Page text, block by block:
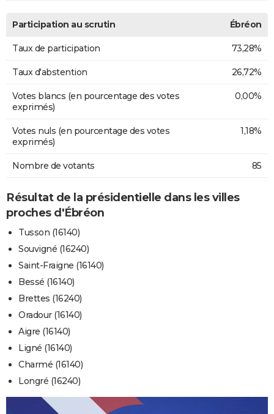
Participation au scrutin Ébréon
Taux de participation 73,28%
Taux d'abstention 26,72%
Votes blancs (en pourcentage des votes
exprimés)
0,00%
Votes nuls (en pourcentage des votes
exprimés)
1,18%
Nombre de votants 85
Résultat de la présidentielle dans les villes
proches d'Ébréon
Tusson (16140)
Souvigné (16240)
Saint-Fraigne (16140)
Bessé (16140)
Brettes (16240)
Oradour (16140)
Aigre (16140)
Ligné (16140)
Charmé (16140)
Longré (16240)